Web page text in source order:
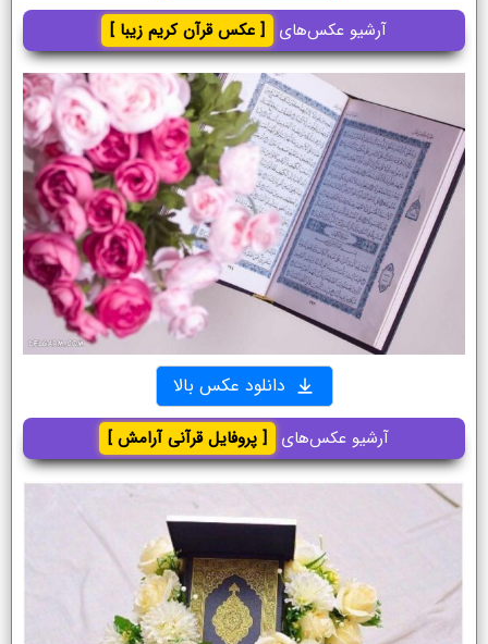
آرشیو عکس‌های [ عکس قرآن کریم زیبا ]
دانلود عکس بالا
آرشیو عکس‌های [ پروفایل قرآنی آرامش ]